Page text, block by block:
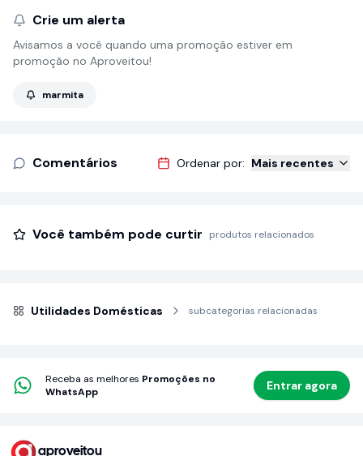
Crie um alerta
Avisamos a você quando uma promoção estiver em
promoção no Aproveitou!
marmita
Comentários Ordenar por: Mais recentes
Você também pode curtir produtos relacionados
Utilidades Domésticas subcategorias relacionadas
Receba as melhores Promoções no
WhatsApp
Entrar agora
aproveitou